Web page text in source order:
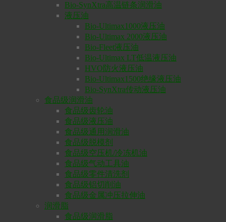
Bio-SynXtra高温链条润滑油
液压油
Bio-Ultimax1000液压油
Bio-Ultimax 2000液压油
Bio-Fleet液压油
Bio-Ultimax LT低温液压油
HVO防火液压油
Bio-Ultimax1500绝缘液压油
Bio-SynXtra传动液压油
食品级润滑油
食品级齿轮油
食品级液压油
食品级通用润滑油
食品级脱模剂
食品级空压机/冷冻机油
食品级气动工具油
食品级零件清洗剂
食品级铝切削油
食品级金属冲压拉伸油
润滑脂
食品级润滑脂